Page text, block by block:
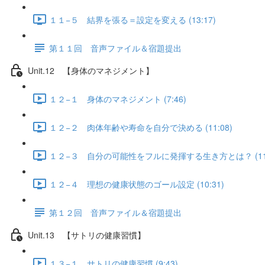
１１−５ 結界を張る＝設定を変える (13:17)
第１１回 音声ファイル＆宿題提出
Unit.12 【身体のマネジメント】
１２−１ 身体のマネジメント (7:46)
１２−２ 肉体年齢や寿命を自分で決める (11:08)
１２−３ 自分の可能性をフルに発揮する生き方とは？
１２−４ 理想の健康状態のゴール設定 (10:31)
第１２回 音声ファイル＆宿題提出
Unit.13 【サトリの健康習慣】